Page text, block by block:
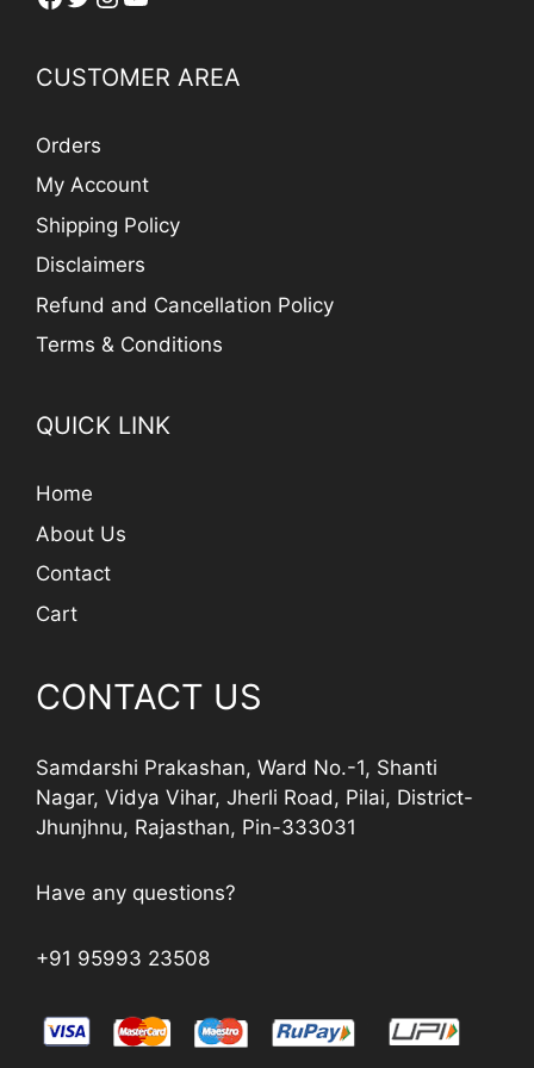
CUSTOMER AREA
Orders
My Account
Shipping Policy
Disclaimers
Refund and Cancellation Policy
Terms & Conditions
QUICK LINK
Home
About Us
Contact
Cart
CONTACT US
Samdarshi Prakashan, Ward No.-1, Shanti
Nagar, Vidya Vihar, Jherli Road, Pilai, District-
Jhunjhnu, Rajasthan, Pin-333031
Have any questions?
+91 95993 23508